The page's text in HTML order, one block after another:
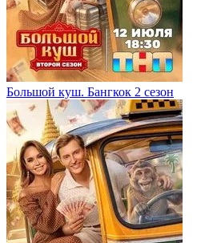
Большой куш. Бангкок 2 сезон